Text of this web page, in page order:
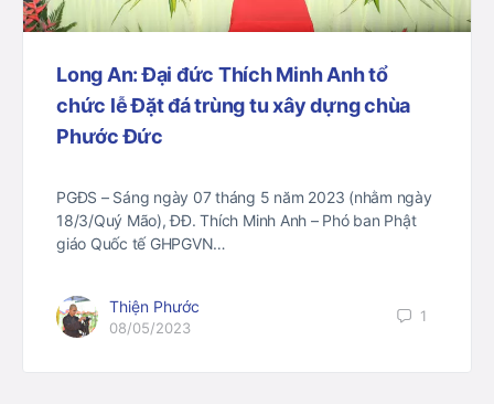
Long An: Đại đức Thích Minh Anh tổ
chức lễ Đặt đá trùng tu xây dựng chùa
Phước Đức
PGĐS – Sáng ngày 07 tháng 5 năm 2023 (nhằm ngày
18/3/Quý Mão), ĐĐ. Thích Minh Anh – Phó ban Phật
giáo Quốc tế GHPGVN…
Thiện Phước
08/05/2023
1